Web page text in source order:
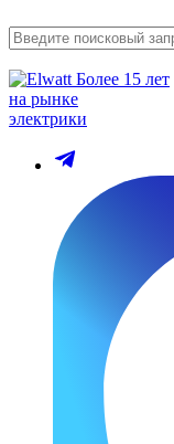
Более 15 лет
на рынке
электрики